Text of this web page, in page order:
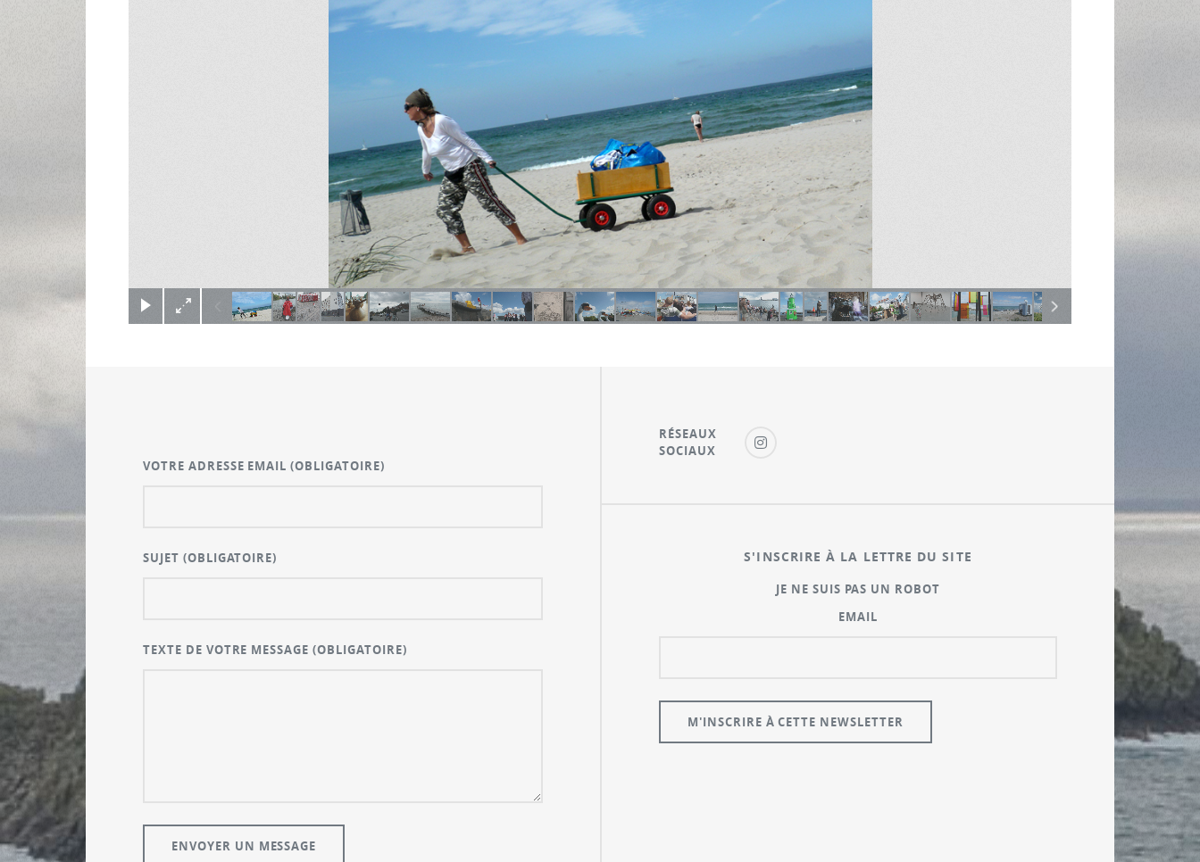
(c) Didier Gualeni
VOTRE ADRESSE EMAIL(OBLIGATOIRE)
SUJET (OBLIGATOIRE)
TEXTE DE VOTRE MESSAGE(OBLIGATOIRE)
RÉSEAUX
SOCIAUX
S'INSCRIRE À LA LETTRE DU SITE
JE NE SUIS PAS UN ROBOT
EMAIL